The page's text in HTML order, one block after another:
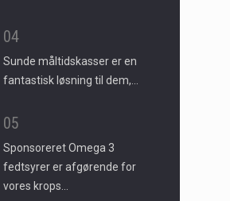
04
Sunde måltidskasser er en
fantastisk løsning til dem,…
05
Sponsoreret Omega 3
fedtsyrer er afgørende for
vores krops…